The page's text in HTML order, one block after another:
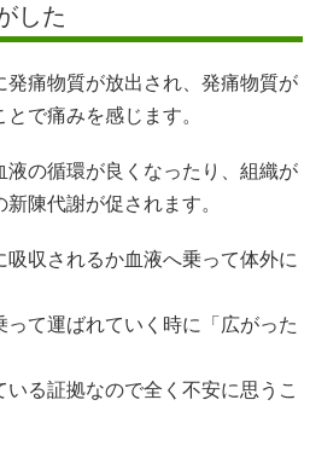
した
痛物質が放出され、発痛物質が
で痛みを感じます。
の循環が良くなったり、組織が
陳代謝が促されます。
吸収されるか血液へ乗って体外に
って運ばれていく時に「広がった
る証拠なので全く不安に思うこ